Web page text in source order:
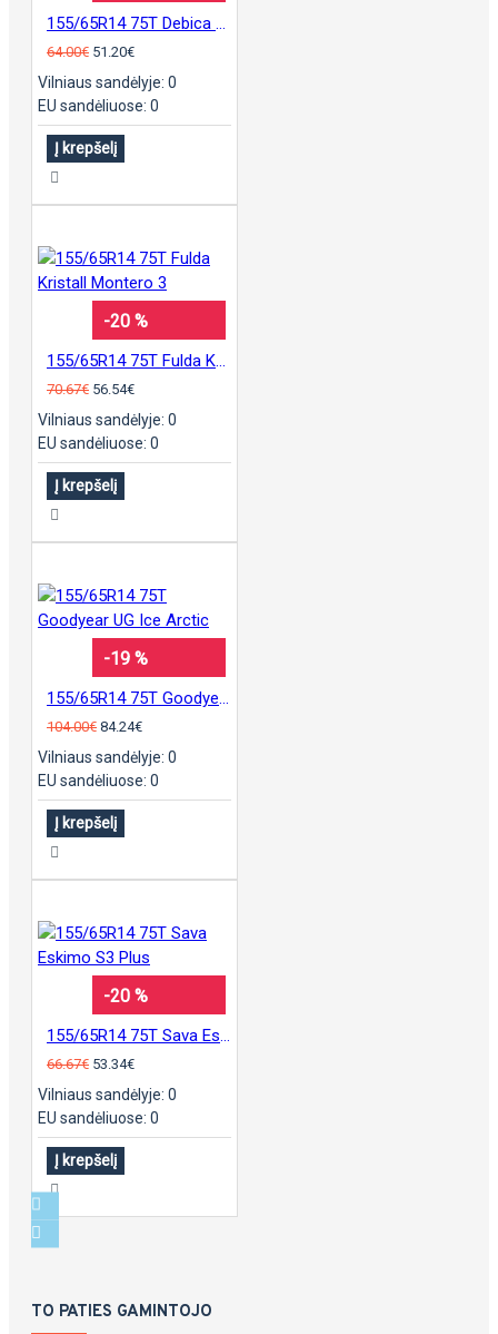
64.00€ 51.20€
Vilniaus sandėlyje: 0
EU sandėliuose: 0
Į krepšelį
-20 %
70.67€ 56.54€
Vilniaus sandėlyje: 0
EU sandėliuose: 0
Į krepšelį
-19 %
104.00€ 84.24€
Vilniaus sandėlyje: 0
EU sandėliuose: 0
Į krepšelį
-20 %
66.67€ 53.34€
Vilniaus sandėlyje: 0
EU sandėliuose: 0
Į krepšelį
TO PATIES GAMINTOJO